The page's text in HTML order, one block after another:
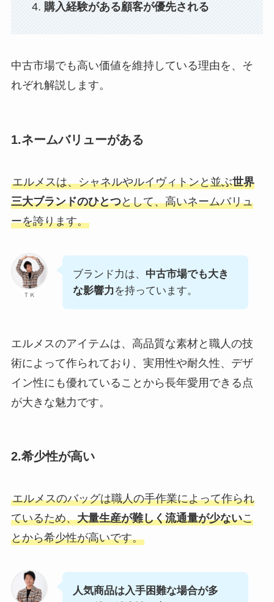
購入経験がある顧客が優先される
中古市場でも高い価値を維持している理由を、そ
れぞれ解説します。
1.ネームバリューがある
エルメスは、シャネルやルイヴィトンと並ぶ世界
三大ブランドのひとつとして、高いネームバリュ
ーを誇ります。
ＴＫ
ブランド力は、 中古市場でも大き
な影響力 を持っています。
エルメスのアイテムは、高品質な素材と職人の技
術によって作られており、実用性や耐久性、デザ
イン性にも優れていることから長年愛用できる点
が大きな魅力です。
2.希少性が高い
エルメスのバッグは職人の手作業によって作られ
ているため、大量生産が難しく流通量が少ないこ
とから希少性が高いです。
人気商品は入手困難な場合が多